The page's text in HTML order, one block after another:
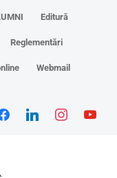
Editură
Reglementări
Webmail